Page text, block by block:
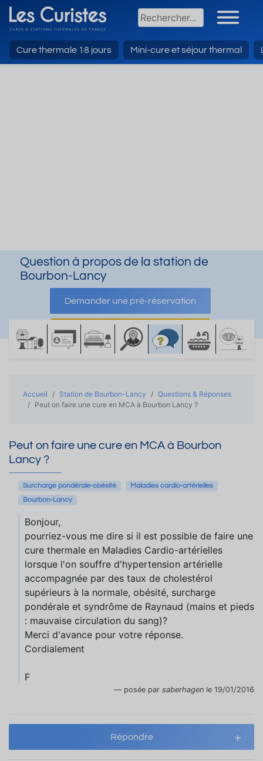
Cure thermale 18 jours Mini-cure et séjour thermal
Question à propos de la station de
Bourbon-Lancy
Demander une pré-réservation
Demander une documentation
Accueil Station de Bourbon-Lancy
Questions & Réponses
Peut on faire une cure en MCA à Bourbon Lancy ?
Peut on faire une cure en MCA à Bourbon
Lancy ?
Surcharge pondérale-obésité
Maladies cardio-artérielles
Bourbon-Lancy
Bonjour,
pourriez-vous me dire si il est possible de faire une
cure thermale en Maladies Cardio-artérielles
lorsque l'on souffre d'hypertension artérielle
accompagnée par des taux de cholestérol
supérieurs à la normale, obésité, surcharge
pondérale et syndrôme de Raynaud (mains et pieds
: mauvaise circulation du sang)?
Merci d'avance pour votre réponse.
Cordialement
F
posée par saberhagen le 19/01/2016
Répondre